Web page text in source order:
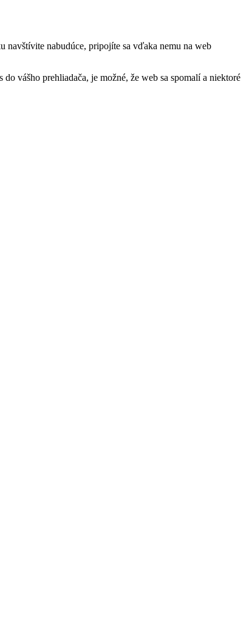
nabudúce, pripojíte sa vďaka nemu na web
vášho prehliadača, je možné, že web sa spomalí a niektoré